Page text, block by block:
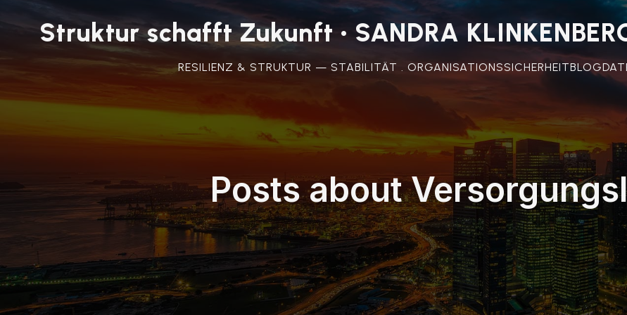
Struktur schafft Zukunft • SANDRA
RESILIENZ & STRUKTUR — STABILITÄT . ORGANISATIONSSICHERHEITBLOG
Posts about